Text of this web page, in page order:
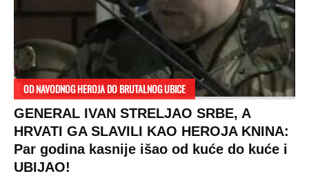
OD NAVODNOG HEROJA DO BRUTALNOG UBICE
GENERAL IVAN STRELJAO SRBE, A
HRVATI GA SLAVILI KAO HEROJA KNINA:
Par godina kasnije išao od kuće do kuće i
UBIJAO!